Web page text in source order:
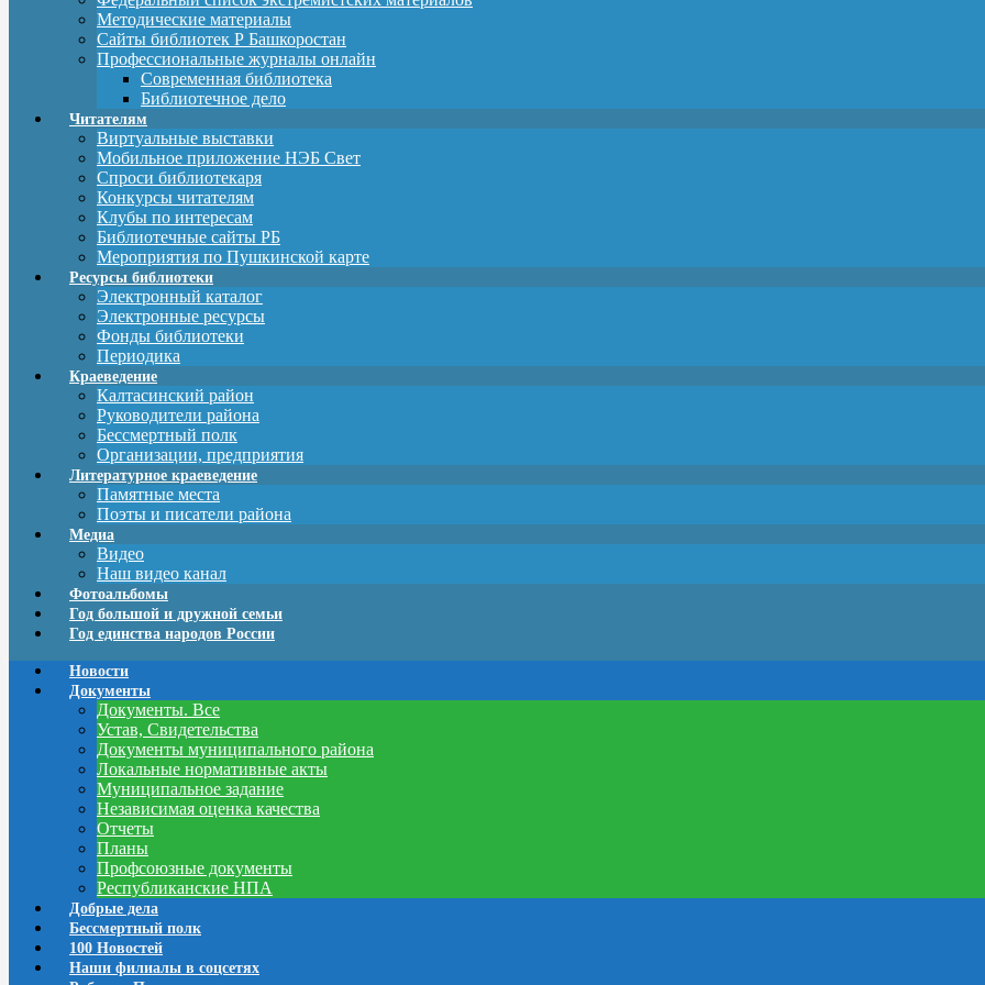
Методические материалы
Сайты библиотек Р Башкоростан
Профессиональные журналы онлайн
Современная библиотека
Библиотечное дело
Читателям
Виртуальные выставки
Мобильное приложение НЭБ Свет
Спроси библиотекаря
Конкурсы читателям
Клубы по интересам
Библиотечные сайты РБ
Мероприятия по Пушкинской карте
Ресурсы библиотеки
Электронный каталог
Электронные ресурсы
Фонды библиотеки
Периодика
Краеведение
Калтасинский район
Руководители района
Бессмертный полк
Организации, предприятия
Литературное краеведение
Памятные места
Поэты и писатели района
Медиа
Видео
Наш видео канал
Фотоальбомы
Год большой и дружной семьи
Год единства народов России
Новости
Документы
Документы. Все
Устав, Свидетельства
Документы муниципального района
Локальные нормативные акты
Муниципальное задание
Независимая оценка качества
Отчеты
Планы
Профсоюзные документы
Республиканские НПА
Добрые дела
Бессмертный полк
100 Новостей
Наши филиалы в соцсетях